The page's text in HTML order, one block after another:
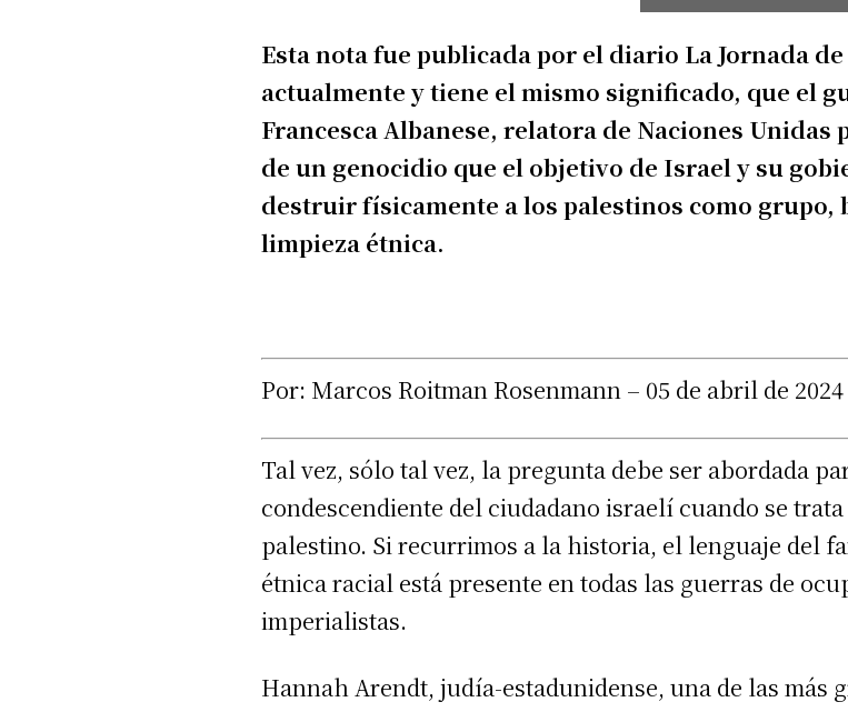
Esta nota fue publicada por el diario La Jornada
actualmente y tiene el mismo significado, que el
Francesca Albanese, relatora de Naciones Unidas
de un genocidio que el objetivo de Israel y su
destruir físicamente a los palestinos como
limpieza étnica.
Por: Marcos Roitman Rosenmann – 05 de abril de 2024
Tal vez, sólo tal vez, la pregunta debe ser abordada
condescendiente del ciudadano israelí cuando se
palestino. Si recurrimos a la historia, el lenguaje del
étnica racial está presente en todas las guerras de
imperialistas.
Hannah Arendt, judía-estadunidense, una de las más